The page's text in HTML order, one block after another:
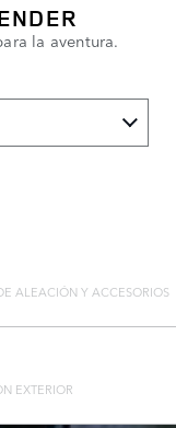
la aventura.
ALEACIÓN Y ACCESORIOS
EXTERIOR